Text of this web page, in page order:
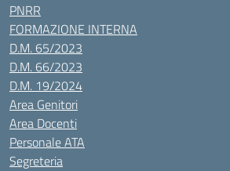
PNRR
FORMAZIONE INTERNA
D.M. 65/2023
D.M. 66/2023
D.M. 19/2024
Area Genitori
Area Docenti
Personale ATA
Segreteria